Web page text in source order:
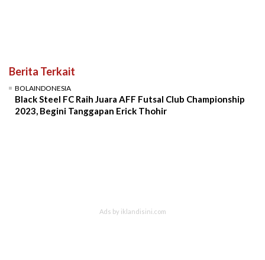
Berita Terkait
BOLAINDONESIA
Black Steel FC Raih Juara AFF Futsal Club Championship
2023, Begini Tanggapan Erick Thohir